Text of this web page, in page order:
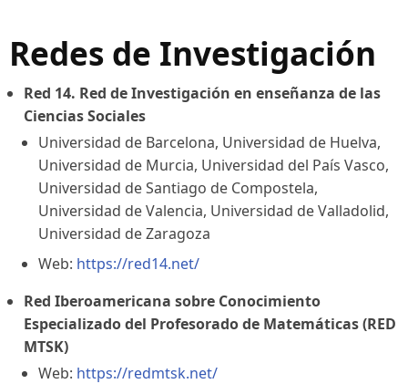
Redes de Investigación
Red 14. Red de Investigación en enseñanza de las
Ciencias Sociales
Universidad de Barcelona, Universidad de Huelva,
Universidad de Murcia, Universidad del País Vasco,
Universidad de Santiago de Compostela,
Universidad de Valencia, Universidad de Valladolid,
Universidad de Zaragoza
Web: https://red14.net/
Red Iberoamericana sobre Conocimiento
Especializado del Profesorado de Matemáticas (RED
MTSK)
Web: https://redmtsk.net/